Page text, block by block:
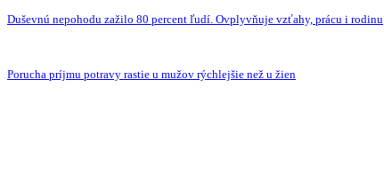
Duševnú nepohodu zažilo 80 percent ľudí. Ovplyvňuje vzťahy, prácu i rodinu
Porucha príjmu potravy rastie u mužov rýchlejšie než u žien